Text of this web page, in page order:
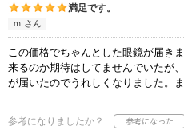
満足です。
ｍ さん
この価格でちゃんとした眼鏡が届き
来るのか期待はしてませんでいたが
が届いたのでうれしくなりました。
参考になりましたか？